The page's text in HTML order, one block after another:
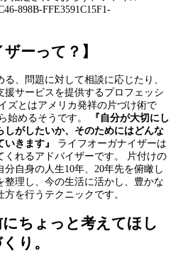
ーって？】
、問題に対して相談に応じたり、
サービスを提供するプロフェッシ
ズとはアメリカ発祥の片づけ術で
始めるそうです。
『自分が大切にし
しがしたいか、そのためにはどんな
いきます』 ライフオーガナイザーは
くれるアドバイザーです。 片付けの
自身の人生10年、20年先を俯瞰し
整理し、今の生活に活かし、豊かな
を行うテクニックです。
ちょっと考えてほし
り。